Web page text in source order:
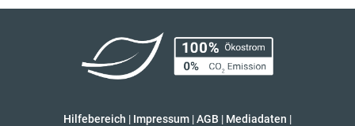
Hilfebereich | Impressum |AGB | Mediadaten |